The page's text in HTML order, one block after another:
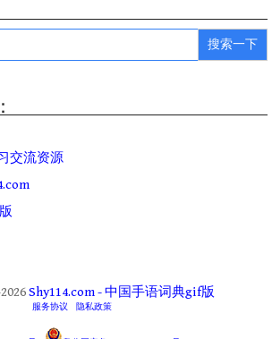
交流资源
Shy114.com - 中国手语词典gif版
服务协议 隐私政策